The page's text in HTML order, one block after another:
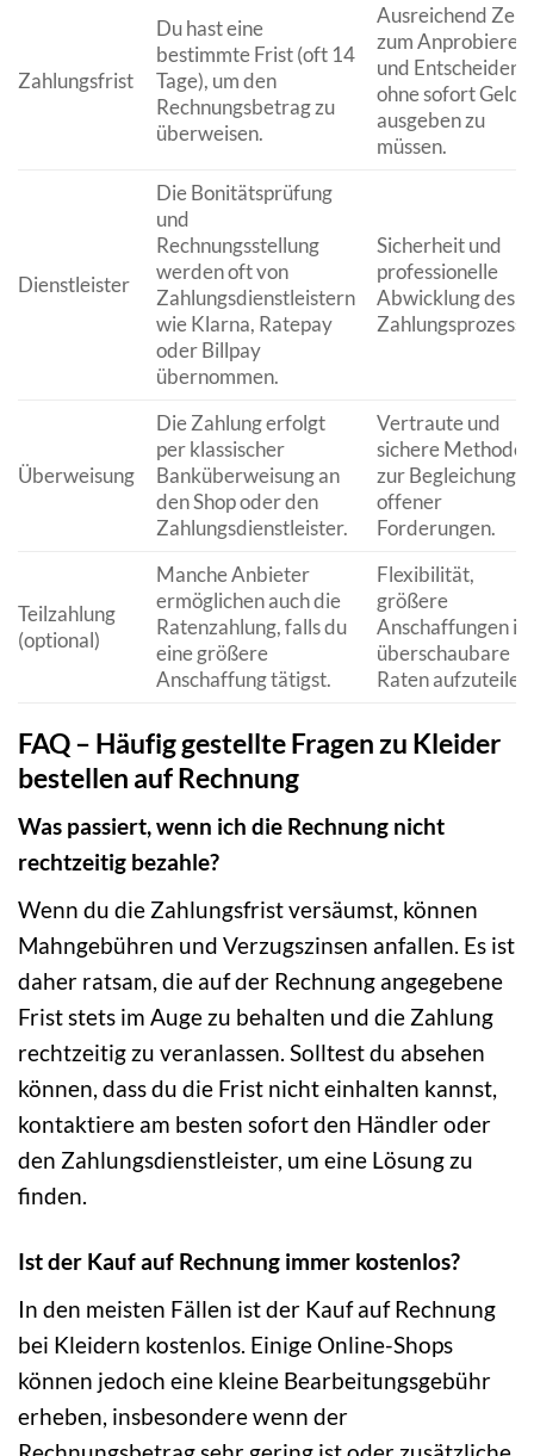
Zahlungsfrist
Du hast eine
bestimmte Frist (oft 14
Tage), um den
Rechnungsbetrag zu
überweisen.
Ausreichend Zeit
zum Anprobieren
und Entscheiden,
ohne sofort Geld
ausgeben zu
müssen.
Dienstleister
Die Bonitätsprüfung
und
Rechnungsstellung
werden oft von
Zahlungsdienstleistern
wie Klarna, Ratepay
oder Billpay
übernommen.
Sicherheit und
professionelle
Abwicklung des
Überweisung
Die Zahlung erfolgt
per klassischer
Banküberweisung an
den Shop oder den
Zahlungsdienstleister.
Vertraute und
sichere Methode
zur Begleichung
offener
Forderungen.
Teilzahlung
(optional)
Manche Anbieter
ermöglichen auch die
Ratenzahlung, falls du
eine größere
Anschaffung tätigst.
Flexibilität,
größere
Anschaffungen in
überschaubare
Raten aufzuteilen.
FAQ – Häufig gestellte Fragen zu Kleider
bestellen auf Rechnung
Was passiert, wenn ich die Rechnung nicht
rechtzeitig bezahle?
Wenn du die Zahlungsfrist versäumst, können
Mahngebühren und Verzugszinsen anfallen. Es ist
daher ratsam, die auf der Rechnung angegebene
Frist stets im Auge zu behalten und die Zahlung
rechtzeitig zu veranlassen. Solltest du absehen
können, dass du die Frist nicht einhalten kannst,
kontaktiere am besten sofort den Händler oder
den Zahlungsdienstleister, um eine Lösung zu
finden.
Ist der Kauf auf Rechnung immer kostenlos?
In den meisten Fällen ist der Kauf auf Rechnung
bei Kleidern kostenlos. Einige Online-Shops
können jedoch eine kleine Bearbeitungsgebühr
erheben, insbesondere wenn der